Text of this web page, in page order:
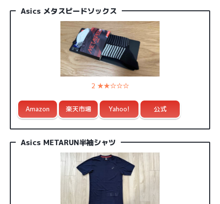
Asics メタスピードソックス
2 ★★☆☆☆
Amazon 楽天市場 Yahoo! 公式
Asics METARUN半袖シャツ